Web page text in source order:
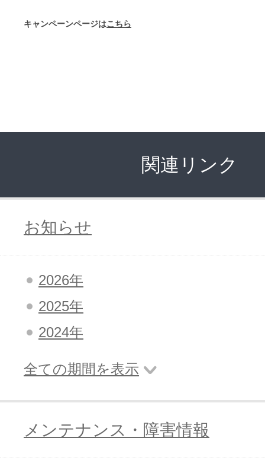
キャンペーンページはこちら
関連リンク
お知らせ
2026年
2025年
2024年
全ての期間を表示
メンテナンス・障害情報